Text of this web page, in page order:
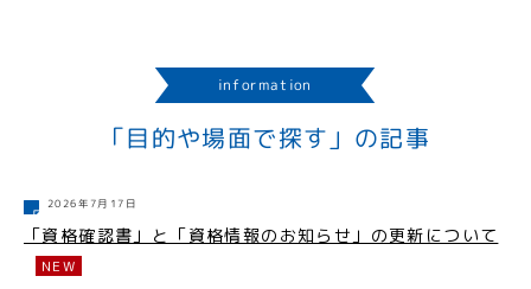
information
「目的や場面で探す」の記事
2026年7月17日
「資格確認書」と「資格情報のお知らせ」の更新について
NEW